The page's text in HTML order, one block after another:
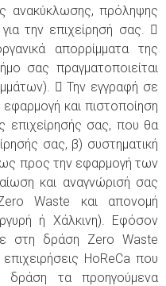
ανακύκλωσης, πρόληψης
την επιχείρησή σας. 
απορρίμματα της
σας πραγματοποιείται
 Την εγγραφή σε
και πιστοποίηση
επιχείρησής σας, που θα
σας, β) συστηματική
ως προς την εφαρμογή των
και αναγνώρισή σας
Waste και απονομή
ή Χάλκινη). Εφόσον
στη δράση Zero Waste
HoReCa που
δράση τα προηγούμενα